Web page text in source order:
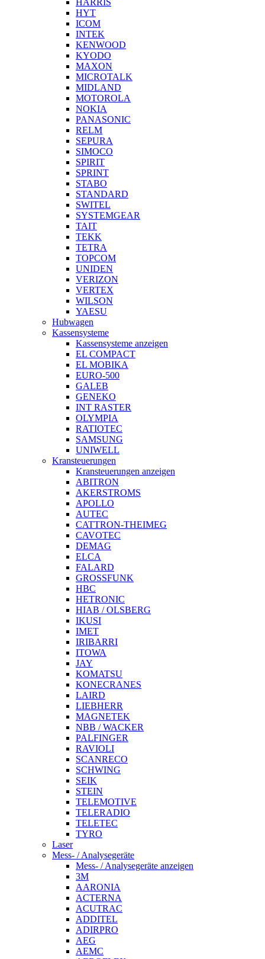
HYT
ICOM
INTEK
KENWOOD
KYODO
MAXON
MICROTALK
MIDLAND
MOTOROLA
NOKIA
PANASONIC
RELM
SEPURA
SIMOCO
SPIRIT
SPRINT
STABO
STANDARD
SWITEL
SYSTEMGEAR
TAIT
TEKK
TETRA
TOPCOM
UNIDEN
VERIZON
VERTEX
WILSON
YAESU
Hubwagen
Kassensysteme
Kassensysteme anzeigen
EL COMPACT
EL MOBIKA
EURO-500
GALEB
GENEKO
INT RASTER
OLYMPIA
RATIOTEC
SAMSUNG
UNIWELL
Kransteuerungen
Kransteuerungen anzeigen
ABITRON
AKERSTROMS
APOLLO
AUTEC
CATTRON-THEIMEG
CAVOTEC
DEMAG
ELCA
FALARD
GROSSFUNK
HBC
HETRONIC
HIAB / OLSBERG
IKUSI
IMET
IRIBARRI
ITOWA
JAY
KOMATSU
KONECRANES
LAIRD
LIEBHERR
MAGNETEK
NBB / WACKER
PALFINGER
RAVIOLI
SCANRECO
SCHWING
SEIK
STEIN
TELEMOTIVE
TELERADIO
TELETEC
TYRO
Laser
Mess- / Analysegeräte
Mess- / Analysegeräte anzeigen
3M
AARONIA
ACTERNA
ACUTRAC
ADDITEL
ADIRPRO
AEG
AEMC